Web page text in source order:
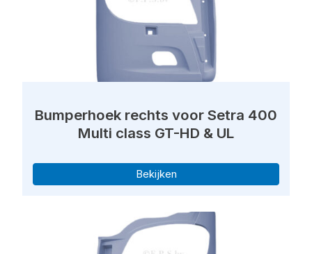
Bumperhoek rechts voor Setra 400
Multi class GT-HD & UL
Bekijken